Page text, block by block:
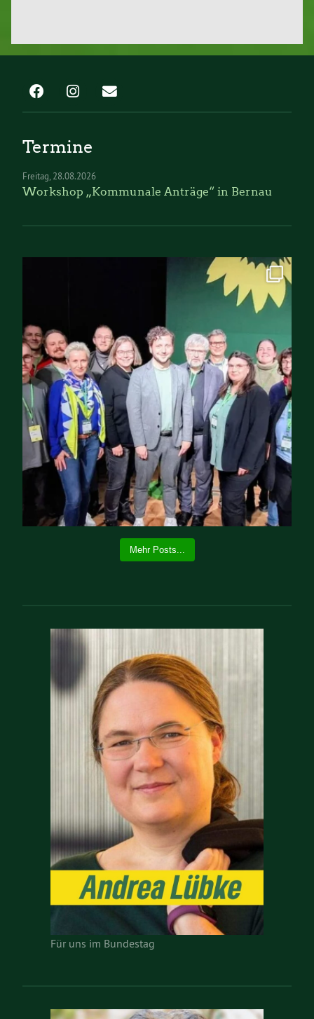
Termine
Freitag 28.08.2026
Workshop „Kommunale Anträge“ in Bernau
Mehr Posts...
Für uns im Bundestag